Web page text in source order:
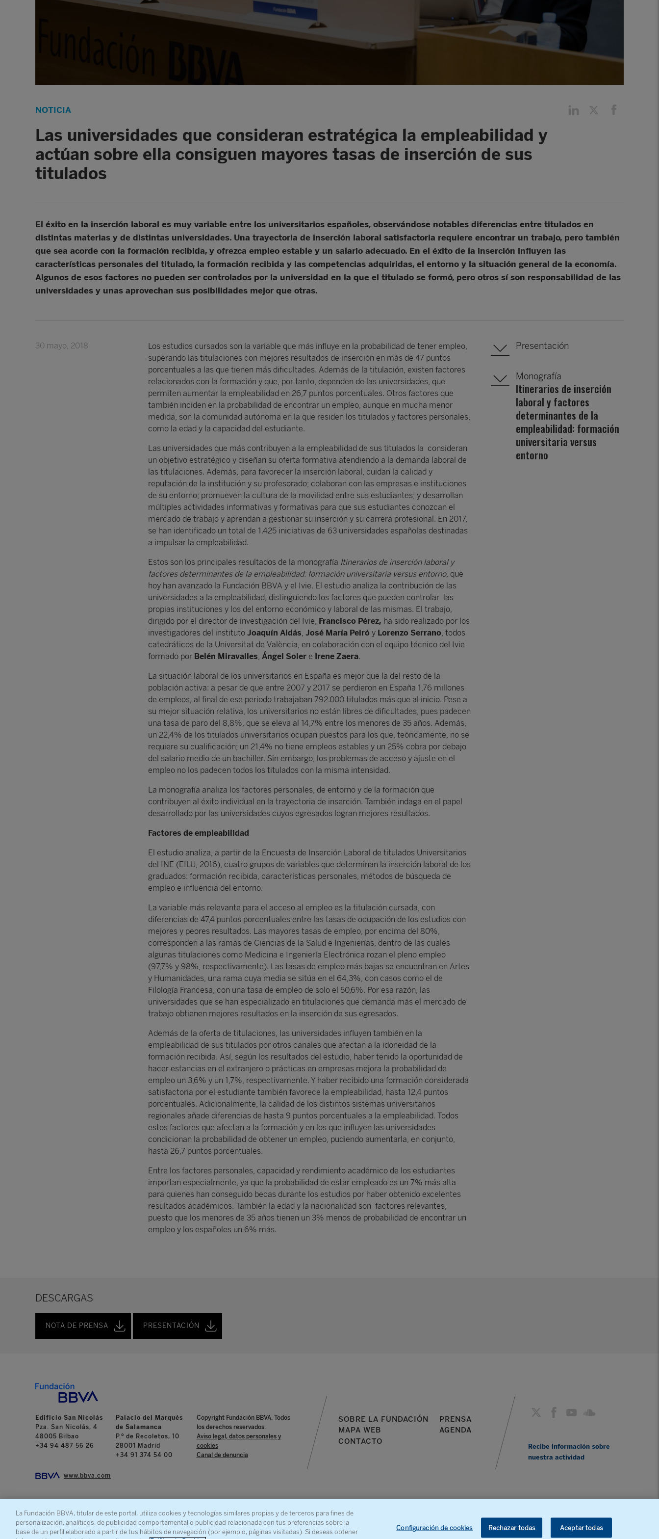
NOTICIA
Las universidades que consideran estratégica la empleabilidad y
actúan sobre ella consiguen mayores tasas de inserción de sus
titulados
El éxito en la inserción laboral es muy variable entre los universitarios españoles, observándose notables diferencias entre titulados en
distintas materias y de distintas universidades. Una trayectoria de inserción laboral satisfactoria requiere encontrar un trabajo, pero también
que sea acorde con la formación recibida, y ofrezca empleo estable y un salario adecuado. En el éxito de la inserción influyen las
características personales del titulado, la formación recibida y las competencias adquiridas, el entorno y la situación general de la economía.
Algunos de esos factores no pueden ser controlados por la universidad en la que el titulado se formó, pero otros sí son responsabilidad de las
universidades y unas aprovechan sus posibilidades mejor que otras.
30 mayo, 2018
Los estudios cursados son la variable que más influye en la probabilidad de tener empleo,
superando las titulaciones con mejores resultados de inserción en más de 47 puntos
porcentuales a las que tienen más dificultades. Además de la titulación, existen factores
relacionados con la formación y que, por tanto, dependen de las universidades, que
permiten aumentar la empleabilidad en 26,7 puntos porcentuales. Otros factores que
también inciden en la probabilidad de encontrar un empleo, aunque en mucha menor
medida, son la comunidad autónoma en la que residen los titulados y factores personales,
como la edad y la capacidad del estudiante.
Las universidades que más contribuyen a la empleabilidad de sus titulados la consideran
un objetivo estratégico y diseñan su oferta formativa atendiendo a la demanda laboral de
las titulaciones. Además, para favorecer la inserción laboral, cuidan la calidad y
reputación de la institución y su profesorado; colaboran con las empresas e instituciones
de su entorno; promueven la cultura de la movilidad entre sus estudiantes; y desarrollan
múltiples actividades informativas y formativas para que sus estudiantes conozcan el
mercado de trabajo y aprendan a gestionar su inserción y su carrera profesional. En 2017,
se han identificado un total de 1.425 iniciativas de 63 universidades españolas destinadas
a impulsar la empleabilidad.
Estos son los principales resultados de la monografía Itinerarios de inserción laboral y
factores determinantes de la empleabilidad: formación universitaria versus entorno, que
hoy han avanzado la Fundación BBVA y el Ivie. El estudio analiza la contribución de las
universidades a la empleabilidad, distinguiendo los factores que pueden controlar las
propias instituciones y los del entorno económico y laboral de las mismas. El trabajo,
dirigido por el director de investigación del Ivie, Francisco Pérez, ha sido realizado por los
investigadores del instituto Joaquín Aldás, José María Peiró y Lorenzo Serrano, todos
catedráticos de la Universitat de València, en colaboración con el equipo técnico del Ivie
formado por Belén Miravalles, Ángel Soler e Irene Zaera.
La situación laboral de los universitarios en España es mejor que la del resto de la
población activa: a pesar de que entre 2007 y 2017 se perdieron en España 1,76 millones
de empleos, al final de ese periodo trabajaban 792.000 titulados más que al inicio. Pese a
su mejor situación relativa, los universitarios no están libres de dificultades, pues padecen
una tasa de paro del 8,8%, que se eleva al 14,7% entre los menores de 35 años. Además,
un 22,4% de los titulados universitarios ocupan puestos para los que, teóricamente, no se
requiere su cualificación; un 21,4% no tiene empleos estables y un 25% cobra por debajo
del salario medio de un bachiller. Sin embargo, los problemas de acceso y ajuste en el
empleo no los padecen todos los titulados con la misma intensidad.
La monografía analiza los factores personales, de entorno y de la formación que
contribuyen al éxito individual en la trayectoria de inserción. También indaga en el papel
desarrollado por las universidades cuyos egresados logran mejores resultados.
Factores de empleabilidad
El estudio analiza, a partir de la Encuesta de Inserción Laboral de titulados Universitarios
del INE (EILU, 2016), cuatro grupos de variables que determinan la inserción laboral de los
graduados: formación recibida, características personales, métodos de búsqueda de
empleo e influencia del entorno.
La variable más relevante para el acceso al empleo es la titulación cursada, con
diferencias de 47,4 puntos porcentuales entre las tasas de ocupación de los estudios con
mejores y peores resultados. Las mayores tasas de empleo, por encima del 80%,
corresponden a las ramas de Ciencias de la Salud e Ingenierías, dentro de las cuales
algunas titulaciones como Medicina e Ingeniería Electrónica rozan el pleno empleo
(97,7% y 98%, respectivamente). Las tasas de empleo más bajas se encuentran en Artes
y Humanidades, una rama cuya media se sitúa en el 64,3%, con casos como el de
Filología Francesa, con una tasa de empleo de solo el 50,6%. Por esa razón, las
universidades que se han especializado en titulaciones que demanda más el mercado de
trabajo obtienen mejores resultados en la inserción de sus egresados.
Además de la oferta de titulaciones, las universidades influyen también en la
empleabilidad de sus titulados por otros canales que afectan a la idoneidad de la
formación recibida. Así, según los resultados del estudio, haber tenido la oportunidad de
hacer estancias en el extranjero o prácticas en empresas mejora la probabilidad de
empleo un 3,6% y un 1,7%, respectivamente. Y haber recibido una formación considerada
satisfactoria por el estudiante también favorece la empleabilidad, hasta 12,4 puntos
porcentuales. Adicionalmente, la calidad de los distintos sistemas universitarios
regionales añade diferencias de hasta 9 puntos porcentuales a la empleabilidad. Todos
estos factores que afectan a la formación y en los que influyen las universidades
condicionan la probabilidad de obtener un empleo, pudiendo aumentarla, en conjunto,
hasta 26,7 puntos porcentuales.
Entre los factores personales, capacidad y rendimiento académico de los estudiantes
importan especialmente, ya que la probabilidad de estar empleado es un 7% más alta
para quienes han conseguido becas durante los estudios por haber obtenido excelentes
resultados académicos. También la edad y la nacionalidad son factores relevantes,
puesto que los menores de 35 años tienen un 3% menos de probabilidad de encontrar un
empleo y los españoles un 6% más.
Presentación
Monografía
Itinerarios de inserción
laboral y factores
determinantes de la
empleabilidad: formación
universitaria versus
entorno
DESCARGAS
NOTA DE PRENSA PRESENTACIÓN
Edificio San Nicolás
Pza. San Nicolás, 4
48005 Bilbao
+34 94 487 56 26
Palacio del Marqués
de Salamanca
P.º de Recoletos, 10
28001 Madrid
+34 91 374 54 00
Copyright Fundación BBVA. Todos
los derechos reservados.
Aviso legal, datos personales y
cookies
Canal de denuncia
www.bbva.com
SOBRE LA FUNDACIÓN
PRENSA
MAPA WEB
AGENDA
CONTACTO
Recibe información sobre
nuestra actividad
La Fundación BBVA, titular de este portal, utiliza cookies y tecnologías similares propias y de terceros para fines de
personalización, analíticos, de publicidad comportamental o publicidad relacionada con tus preferencias sobre la
base de un perfil elaborado a partir de tus hábitos de navegación (por ejemplo, páginas visitadas). Si deseas obtener
Configuración de cookies Rechazar todas Aceptar todas